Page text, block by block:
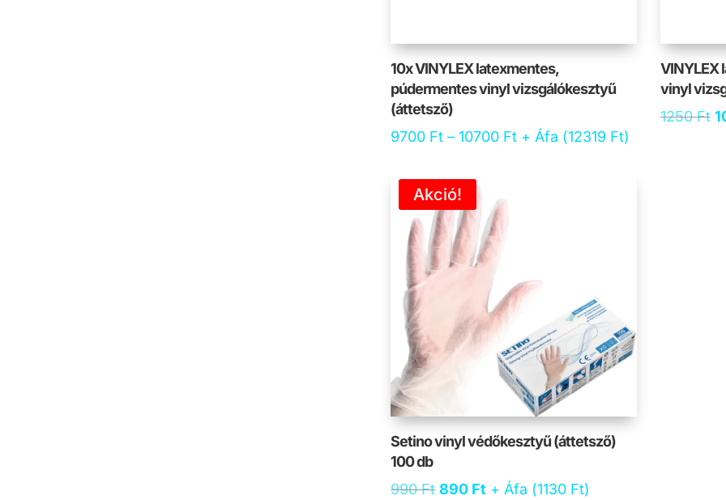
10x VINYLEX latexmentes,
púdermentes vinyl vizsgálókesztyű
(áttetsző)
9700 Ft – 10700 FtÁrtartomány:
+ Áfa (12319 Ft)
VINYLEX
vinyl
1250Ft
Akció!
Setino vinyl védőkesztyű (áttetsző)
100 db
990Ft Original
890 Ft Current
+ Áfa (1130 Ft)